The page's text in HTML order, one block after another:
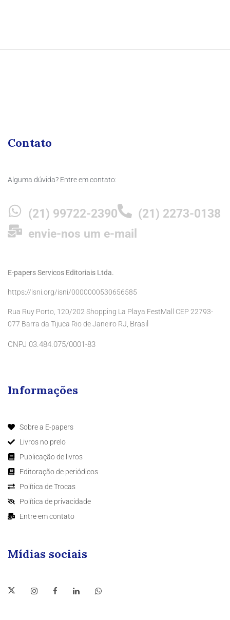
Contato
Alguma dúvida? Entre em contato:
(21) 99722-2390
(21) 2273-0138
envie-nos um e-mail
E-papers Servicos Editoriais Ltda.
https://isni.org/isni/0000000530656585
Rua Ruy Porto, 120/202 Shopping La Playa FestMall CEP 22793-
077 Barra da Tijuca Rio de Janeiro RJ, Brasil
CNPJ 03.484.075/0001-83
Informações
Sobre a E-papers
Livros no prelo
Publicação de livros
Editoração de periódicos
Política de Trocas
Política de privacidade
Entre em contato
Mídias sociais